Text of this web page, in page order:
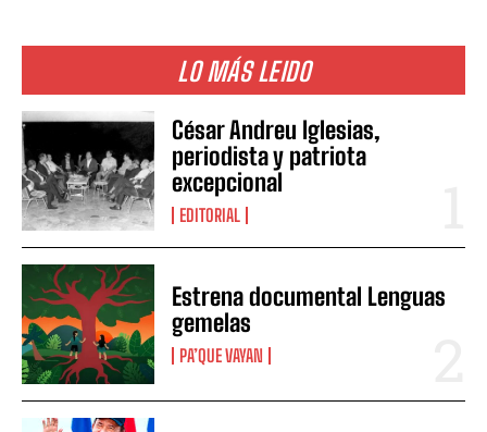
LO MÁS LEIDO
César Andreu Iglesias,
periodista y patriota
excepcional
EDITORIAL
Estrena documental Lenguas
gemelas
PA’QUE VAYAN